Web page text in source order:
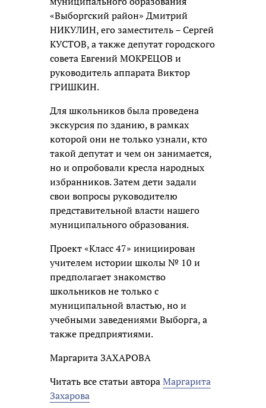
«Выборгский район» Дмитрий
НИКУЛИН, его заместитель – Сергей
КУСТОВ, а также депутат городского
совета Евгений МОКРЕЦОВ и
руководитель аппарата Виктор
ГРИШКИН.
Для школьников была проведена
экскурсия по зданию, в рамках
которой они не только узнали, кто
такой депутат и чем он занимается,
но и опробовали кресла народных
избранников. Затем дети задали
свои вопросы руководителю
представительной власти нашего
муниципального образования.
Проект «Класс 47» инициирован
учителем истории школы № 10 и
предполагает знакомство
школьников не только с
муниципальной властью, но и
учебными заведениями Выборга, а
также предприятиями.
Маргарита ЗАХАРОВА
Читать все статьи автораМаргарита
Захарова